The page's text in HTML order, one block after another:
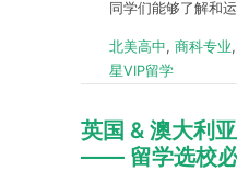
同学们能够了解和
北美高中, 商科专业,
星VIP留学
英国 & 澳大利
—— 留学选校必